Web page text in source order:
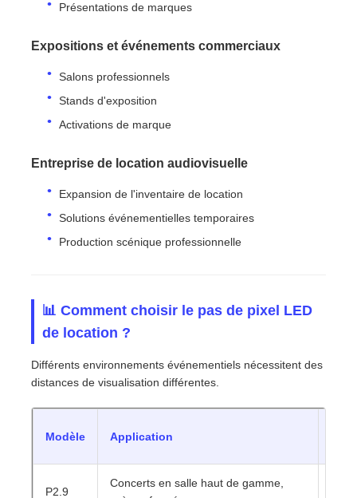
Présentations de marques
Expositions et événements commerciaux
Salons professionnels
Stands d'exposition
Activations de marque
Entreprise de location audiovisuelle
Expansion de l'inventaire de location
Solutions événementielles temporaires
Production scénique professionnelle
📊 Comment choisir le pas de pixel LED
de location ?
Différents environnements événementiels nécessitent des
distances de visualisation différentes.
Modèle Application
P2.9
Concerts en salle haut de gamme,